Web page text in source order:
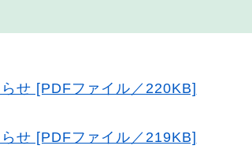
せ [PDFファイル／220KB]
せ [PDFファイル／219KB]